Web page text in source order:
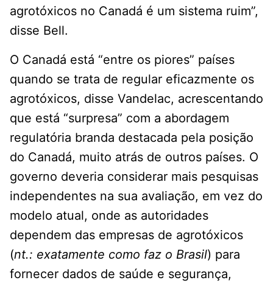
agrotóxicos no Canadá é um sistema ruim”,
disse Bell.
O Canadá está “entre os piores” países
quando se trata de regular eficazmente os
agrotóxicos, disse Vandelac, acrescentando
que está “surpresa” com a abordagem
regulatória branda destacada pela posição
do Canadá, muito atrás de outros países. O
governo deveria considerar mais pesquisas
independentes na sua avaliação, em vez do
modelo atual, onde as autoridades
dependem das empresas de agrotóxicos
(nt.: exatamente como faz o Brasil) para
fornecer dados de saúde e segurança,